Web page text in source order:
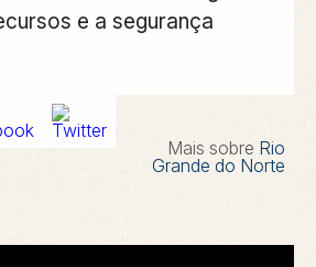
e a segurança
Mais sobre Rio
Grande do Norte